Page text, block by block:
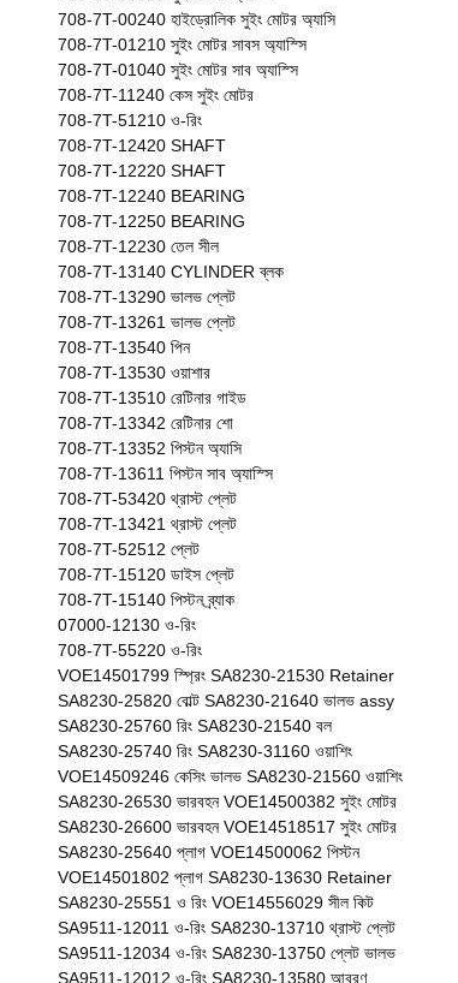
708-7T-00240 হাইড্রোলিক সুইং মোটর অ্যাসি
708-7T-01210 সুইং মোটর সাবস অ্যাস্সি
708-7T-01040 সুইং মোটর সাব অ্যাস্সি
708-7T-11240 কেস সুইং মোটর
708-7T-51210 ও-রিং
708-7T-12420 SHAFT
708-7T-12220 SHAFT
708-7T-12240 BEARING
708-7T-12250 BEARING
708-7T-12230 তেল সীল
708-7T-13140 CYLINDER ব্লক
708-7T-13290 ভালভ প্লেট
708-7T-13261 ভালভ প্লেট
708-7T-13540 পিন
708-7T-13530 ওয়াশার
708-7T-13510 রেটিনার গাইড
708-7T-13342 রেটিনার শো
708-7T-13352 পিস্টন অ্যাসি
708-7T-13611 পিস্টন সাব অ্যাস্সি
708-7T-53420 থ্রাস্ট প্লেট
708-7T-13421 থ্রাস্ট প্লেট
708-7T-52512 প্লেট
708-7T-15120 ডাইস প্লেট
708-7T-15140 পিস্টন ব্র্যাক
07000-12130 ও-রিং
708-7T-55220 ও-রিং
VOE14501799 স্প্রিং SA8230-21530 Retainer
SA8230-25820 বোল্ট SA8230-21640 ভালভ assy
SA8230-25760 রিং SA8230-21540 বল
SA8230-25740 রিং SA8230-31160 ওয়াশিং
VOE14509246 কেসিং ভালভ SA8230-21560 ওয়াশিং
SA8230-26530 ভারবহন VOE14500382 সুইং মোটর
SA8230-26600 ভারবহন VOE14518517 সুইং মোটর
SA8230-25640 প্লাগ VOE14500062 পিস্টন
VOE14501802 প্লাগ SA8230-13630 Retainer
SA8230-25551 ও রিং VOE14556029 সীল কিট
SA9511-12011 ও-রিং SA8230-13710 থ্রাস্ট প্লেট
SA9511-12034 ও-রিং SA8230-13750 প্লেট ভালভ
SA9511-12012 ও-রিং SA8230-13580 আবরণ